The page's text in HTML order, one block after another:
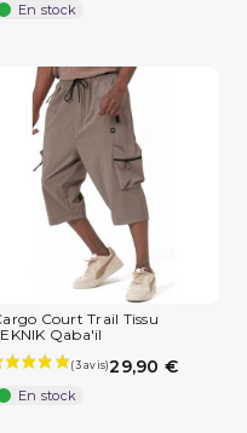
En stock
Court Trail Tissu
Qaba'il
29,90 €
En stock